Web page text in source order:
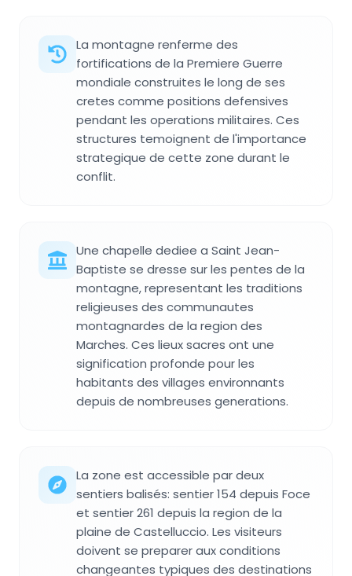
La montagne renferme des
fortifications de la Premiere Guerre
mondiale construites le long de ses
cretes comme positions defensives
pendant les operations militaires. Ces
structures temoignent de l'importance
strategique de cette zone durant le
conflit.
Une chapelle dediee a Saint Jean-
Baptiste se dresse sur les pentes de la
montagne, representant les traditions
religieuses des communautes
montagnardes de la region des
Marches. Ces lieux sacres ont une
signification profonde pour les
habitants des villages environnants
depuis de nombreuses generations.
La zone est accessible par deux
sentiers balisés: sentier 154 depuis Foce
et sentier 261 depuis la region de la
plaine de Castelluccio. Les visiteurs
doivent se preparer aux conditions
changeantes typiques des destinations